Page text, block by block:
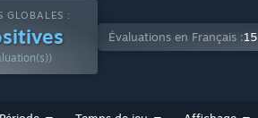
GLOBALES :
Évaluations en Français :15